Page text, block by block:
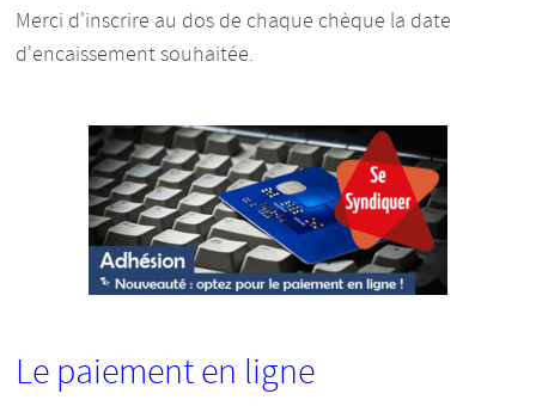
Merci d'inscrire au dos de chaque chèque la date
d'encaissement souhaitée.
Le paiement en ligne